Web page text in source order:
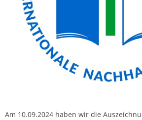
Am 10.09.2024 haben wir die